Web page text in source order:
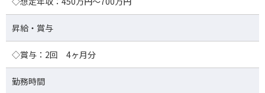
昇給・賞与
◇賞与：2回 4ヶ月分
勤務時間